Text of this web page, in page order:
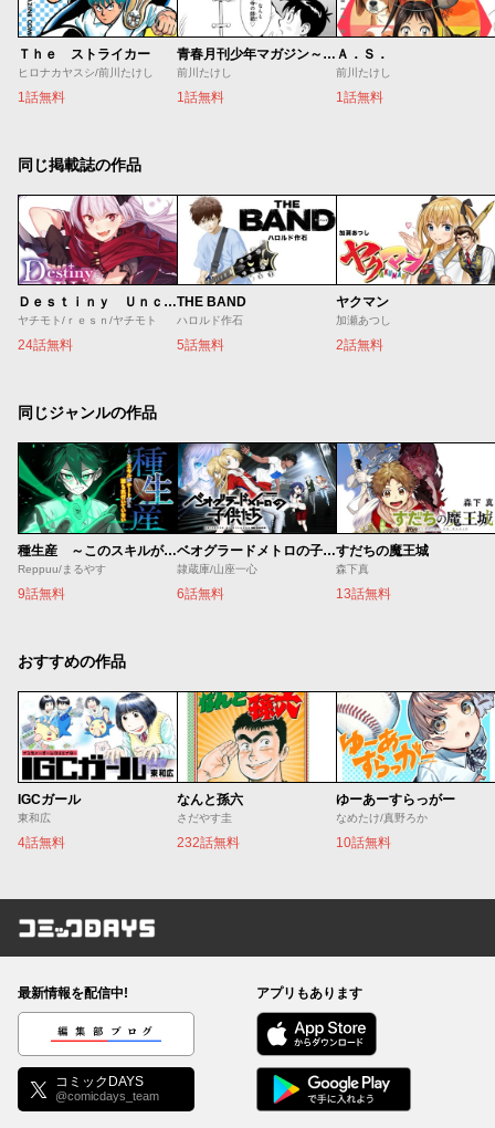
Ｔｈｅ ストライカー
ヒロナカヤスシ/前川たけし
1話無料
青春月刊少年マガジン～鉄拳チンミ誕生秘話～
前川たけし
1話無料
Ａ．Ｓ．
前川たけし
1話無料
同じ掲載誌の作品
Ｄｅｓｔｉｎｙ Ｕｎｃｈａｉｎ Ｏｎｌｉｎｅ 吸血鬼少女となって、やがて『赤の魔王』と呼ばれるようになりました
ヤチモト/ｒｅｓｎ/ヤチモト
24話無料
THE BAND
ハロルド作石
5話無料
ヤクマン
加瀬あつし
2話無料
同じジャンルの作品
種生産 ～このスキルがチートだとまだ誰も気付いていない～
Reppuu/まるやす
9話無料
ベオグラードメトロの子供たち
隷蔵庫/山座一心
6話無料
すだちの魔王城
森下真
13話無料
おすすめの作品
IGCガール
東和広
4話無料
なんと孫六
さだやす圭
232話無料
ゆーあーすらっがー
なめたけ/真野ろか
10話無料
コミックDAYS
最新情報を配信中!
編集部ブログ
コミックDAYS
@comicdays_team
アプリもあります